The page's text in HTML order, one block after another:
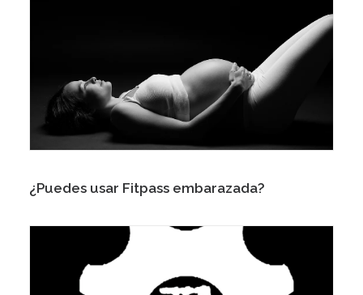
¿Puedes usar Fitpass embarazada?